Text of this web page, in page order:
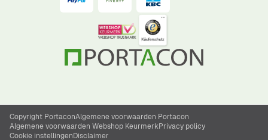
Copyright PortaconAlgemene voorwaarden Portacon
Algemene voorwaarden Webshop KeurmerkPrivacy policy
Cookie instellingenDisclaimer